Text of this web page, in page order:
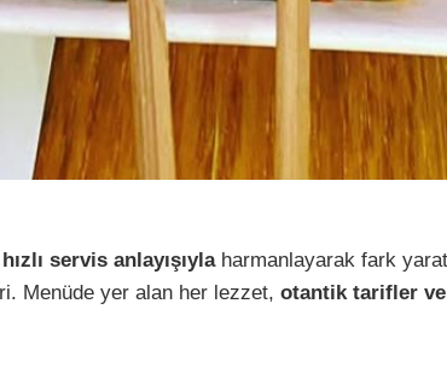
servis anlayışıylaharmanlayarak fark
Menüde yer alan her lezzet, otantik tarifler